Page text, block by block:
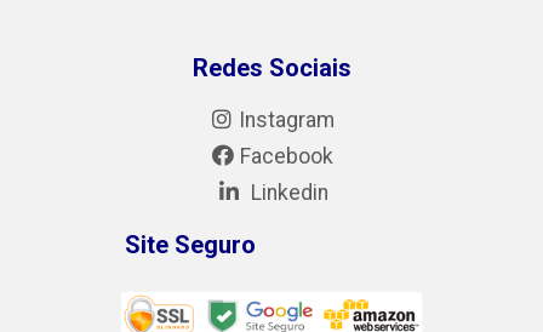
Redes Sociais
Instagram
Facebook
Linkedin
Site Seguro